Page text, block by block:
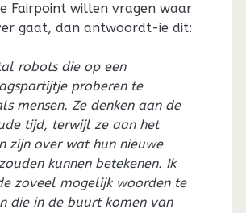
Fairpoint willen vragen waar
gaat, dan antwoordt-ie dit:
robots die op een
proberen te
mensen. Ze denken aan de
tijd, terwijl ze aan het
zijn over wat hun nieuwe
kunnen betekenen. Ik
zoveel mogelijk woorden te
die in de buurt komen van